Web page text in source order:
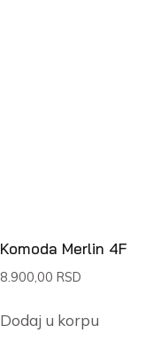
Komoda Merlin 4F
8.900,00 RSD
Dodaj u korpu